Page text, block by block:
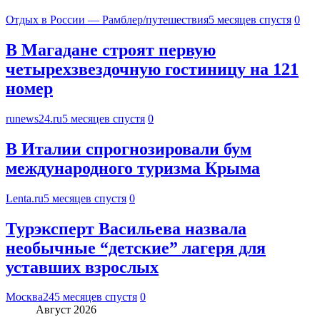
Отдых в России — Рамблер/путешествия5 месяцев спустя 0
В Магадане строят первую
четырехзвездочную гостиницу на 121
номер
runews24.ru5 месяцев спустя 0
В Италии спрогнозировали бум
международного туризма Крыма
Lenta.ru5 месяцев спустя 0
Турэксперт Васильева назвала
необычные “детские” лагеря для
уставших взрослых
Москва245 месяцев спустя 0
Август 2026